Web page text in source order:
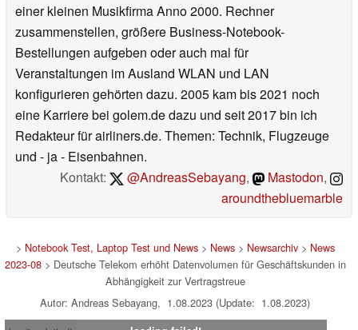
einer kleinen Musikfirma Anno 2000. Rechner
zusammenstellen, größere Business-Notebook-
Bestellungen aufgeben oder auch mal für
Veranstaltungen im Ausland WLAN und LAN
konfigurieren gehörten dazu. 2005 kam bis 2021 noch
eine Karriere bei golem.de dazu und seit 2017 bin ich
Redakteur für airliners.de. Themen: Technik, Flugzeuge
und - ja - Eisenbahnen.
Kontakt:
@AndreasSebayang, Mastodon,
aroundthebluemarble
> Notebook Test, Laptop Test und News> News> Newsarchiv> News
2023-08> Deutsche Telekom erhöht Datenvolumen für Geschäftskunden in
Abhängigkeit zur Vertragstreue
Autor: Andreas Sebayang, 1.08.2023 (Update: 1.08.2023)